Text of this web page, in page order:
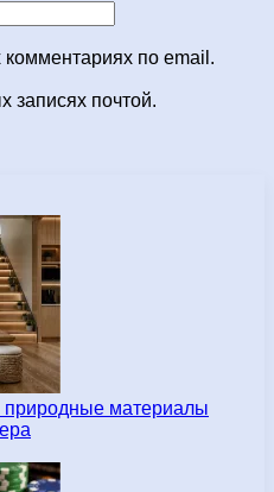
по email.
записях почтой.
природные материалы